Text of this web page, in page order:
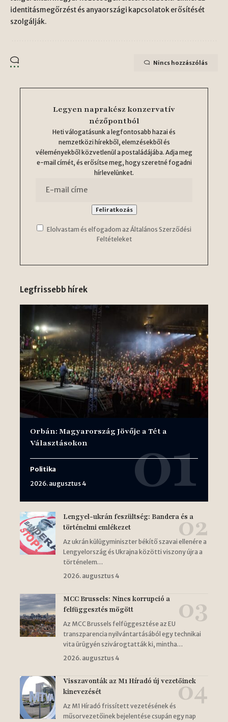
identitásmegőrzést és anyaországi kapcsolatok erősítését
szolgálják.
Nincs hozzászólás
Legyen naprakész konzervatív
nézőpontból
Heti válogatásunk a legfontosabb hazai és
nemzetközi hírekből, elemzésekből és
véleményekből közvetlenül a postaládájába. Adja meg
e-mail címét, és erősítse meg, hogy szeretné fogadni
hírlevelünket.
Elolvastam és elfogadom az Általános Szerződési
Feltételeket
Legfrissebb hírek
Orbán: Magyarország Jövője a Tét a
Választásokon
Politika
2026. augusztus 4
Lengyel-ukrán feszültség: Bandera és a
történelmi emlékezet
Az ukrán külügyminiszter békítő szavai ellenére a
Lengyelország és Ukrajna közötti viszony újra a
történelem…
2026. augusztus 4
MCC Brussels: Nincs korrupció a
felfüggesztés mögött
Az MCC Brussels felfüggesztése az EU
transzparencia nyilvántartásából egy technikai
vita ürügyén szivárogtatták ki, mintha…
2026. augusztus 4
Visszavonták az M1 Híradó új vezetőinek
kinevezését
Az M1 Híradó frissített vezetésének és
műsorvezetőinek bejelentése csupán egy nap